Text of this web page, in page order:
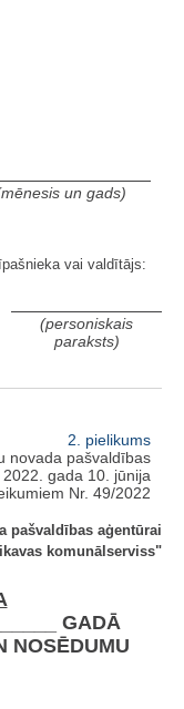
un gads)
vai valdītājs:
(personiskais
paraksts)
2. pielikums
novada pašvaldības
2022. gada 10. jūnija
Nr. 49/2022
pašvaldības aģentūrai
komunālserviss"
GADĀ
NOSĒDUMU